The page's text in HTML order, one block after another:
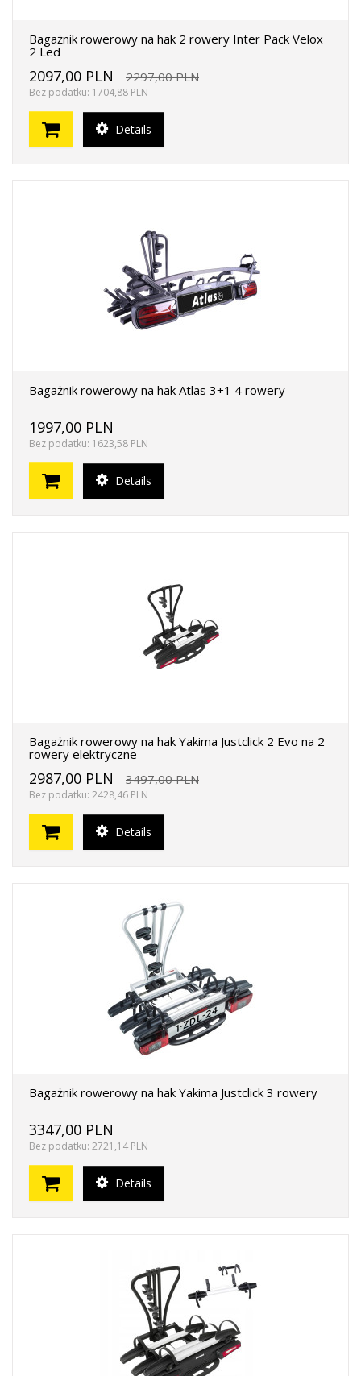
Bagażnik rowerowy na hak 2 rowery Inter Pack Velox
2 Led
2097,00 PLN 2297,00 PLN
Bez podatku: 1704,88 PLN
Details
Bagażnik rowerowy na hak Atlas 3+1 4 rowery
1997,00 PLN
Bez podatku: 1623,58 PLN
Details
Bagażnik rowerowy na hak Yakima Justclick 2 Evo na 2
rowery elektryczne
2987,00 PLN 3497,00 PLN
Bez podatku: 2428,46 PLN
Details
Bagażnik rowerowy na hak Yakima Justclick 3 rowery
3347,00 PLN
Bez podatku: 2721,14 PLN
Details